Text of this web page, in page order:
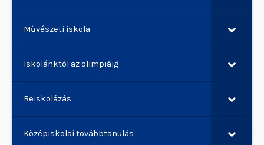
Művészeti iskola
Iskolánktól az olimpiáig
Beiskolázás
Középiskolai továbbtanulás